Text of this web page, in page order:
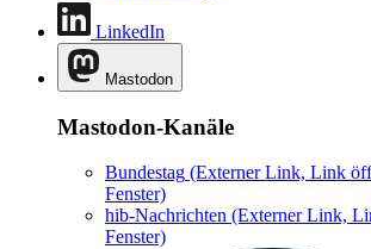
LinkedIn
Mastodon
Mastodon-Kanäle
Bundestag (Externer Link, Link
Fenster)
hib-Nachrichten (Externer Link,
Fenster)